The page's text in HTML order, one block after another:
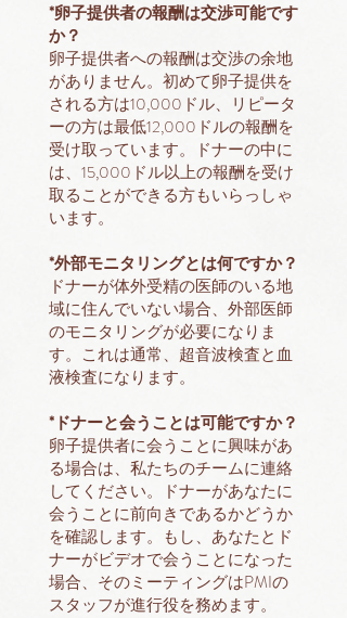
*卵子提供者の報酬は交渉可能です
か？
卵子提供者への報酬は交渉の余地
がありません。初めて卵子提供を
される方は10,000ドル、リピータ
ーの方は最低12,000ドルの報酬を
受け取っています。ドナーの中に
は、15,000ドル以上の報酬を受け
取ることができる方もいらっしゃ
います。
*外部モニタリングとは何ですか？
ドナーが体外受精の医師のいる地
域に住んでいない場合、外部医師
のモニタリングが必要になりま
す。これは通常、超音波検査と血
液検査になります。
*ドナーと会うことは可能ですか？
卵子提供者に会うことに興味があ
る場合は、私たちのチームに連絡
してください。ドナーがあなたに
会うことに前向きであるかどうか
を確認します。もし、あなたとド
ナーがビデオで会うことになった
場合、そのミーティングはPMIの
スタッフが進行役を務めます。